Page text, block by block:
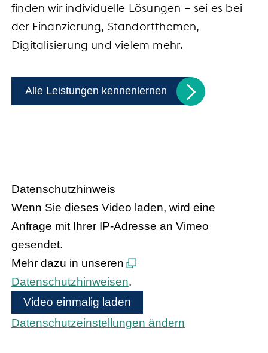
finden wir individuelle Lösungen – sei es bei
der Finanzierung, Standortthemen,
Digitalisierung und vielem mehr.
Alle Leistungen kennenlernen
Datenschutzhinweis
Wenn Sie dieses Video laden, wird eine
Anfrage mit Ihrer IP-Adresse an Vimeo
gesendet.
Mehr dazu in unseren
Datenschutzhinweisen.
Video einmalig laden
Datenschutzeinstellungen ändern